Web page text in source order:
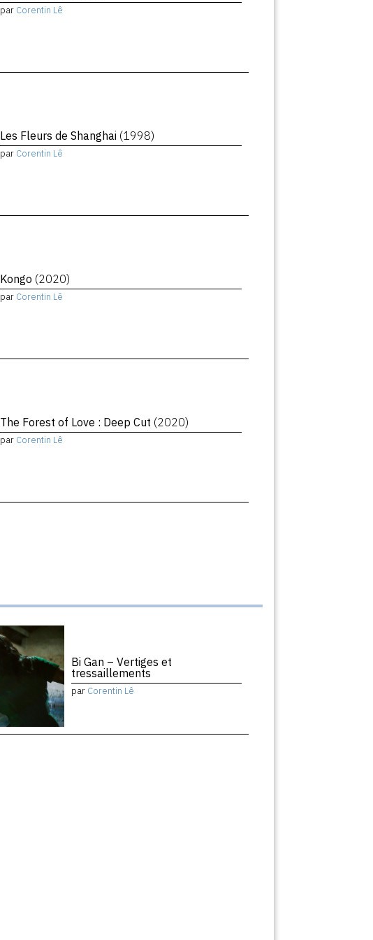
par Corentin Lê
Les Fleurs de Shanghai (1998)
par Corentin Lê
Kongo (2020)
par Corentin Lê
The Forest of Love : Deep Cut (2020)
par Corentin Lê
Bi Gan – Vertiges et
tressaillements
par Corentin Lê